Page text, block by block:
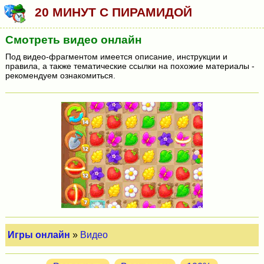
20 МИНУТ С ПИРАМИДОЙ
Смотреть видео онлайн
Под видео-фрагментом имеется описание, инструкции и
правила, а также тематические ссылки на похожие материалы -
рекомендуем ознакомиться.
Игры онлайн » Видео